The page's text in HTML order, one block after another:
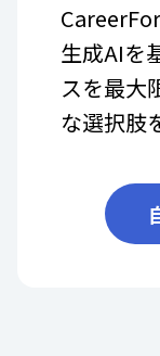
生成AIを
スを最大
な選択肢